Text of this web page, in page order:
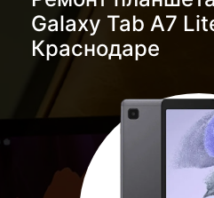
Galaxy Tab A7
Краснодаре